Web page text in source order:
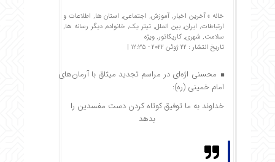
خانه »آخرین اخبار,آموزش, اجتماعی, استان ها, اطلاعات و
ارتباطات, ایران,بین الملل,تیتر یک, خانواده,دیگر رسانه ها,
سلامت, شهری, کاریکاتور, ویژه
تاریخ انتشار : 22 ژوئن 2022 - 12:35 |
محسنی اژه‌ای در مراسم تجدید میثاق با آرمان‌های
امام خمینی (ره):
خداوند به ما توفیق کوتاه کردن دست مفسدین را
بدهد